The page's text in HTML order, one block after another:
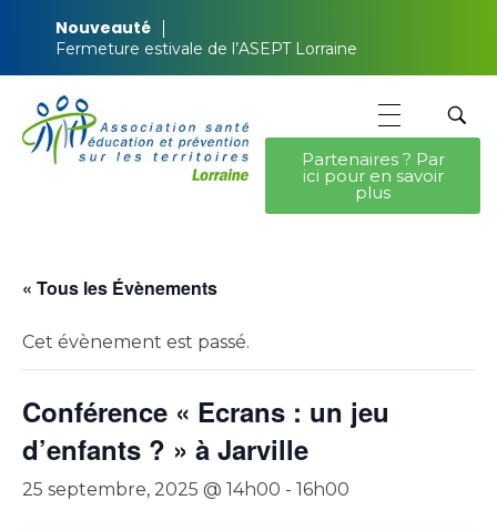
Nouveauté
Fermeture estivale de l’ASEPT Lorraine
Partenaires ? Par
ici pour en savoir
plus
« Tous les Évènements
Cet évènement est passé.
Conférence « Ecrans : un jeu
d’enfants ? » à Jarville
25 septembre, 2025 @ 14h00 - 16h00